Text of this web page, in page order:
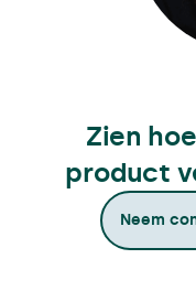
Zien
product
Neem